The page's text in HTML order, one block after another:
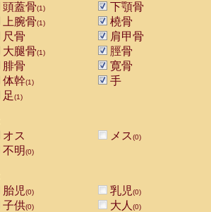
頭蓋骨(1)
下顎骨
上腕骨(1)
橈骨
尺骨
肩甲骨
大腿骨(1)
脛骨
腓骨
寛骨
体幹(1)
手
足(1)
オス
メス(0)
不明(0)
胎児(0) 乳児(0)
子供(0) 大人 (0)